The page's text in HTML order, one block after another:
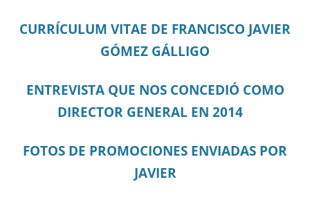
CURRÍCULUM VITAE DE FRANCISCO JAVIER
GÓMEZ GÁLLIGO
ENTREVISTA QUE NOS CONCEDIÓ COMO
DIRECTOR GENERAL EN 2014
FOTOS DE PROMOCIONES ENVIADAS POR
JAVIER